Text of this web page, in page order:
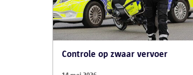
Controle op zwaar vervoer